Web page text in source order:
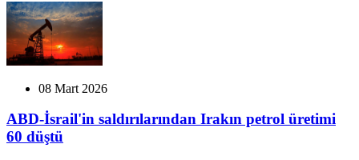
08 Mart 2026
ABD-İsrail'in saldırılarından Irakın petrol üretimi
60 düştü